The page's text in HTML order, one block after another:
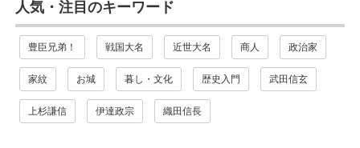
人気・注目のキーワード
豊臣兄弟！ 戦国大名 近世大名 商人 政治家
家紋 お城 暮し・文化 歴史入門 武田信玄
上杉謙信 伊達政宗 織田信長